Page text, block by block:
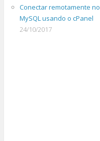
Conectar remotamente no
MySQL usando o cPanel
24/10/2017